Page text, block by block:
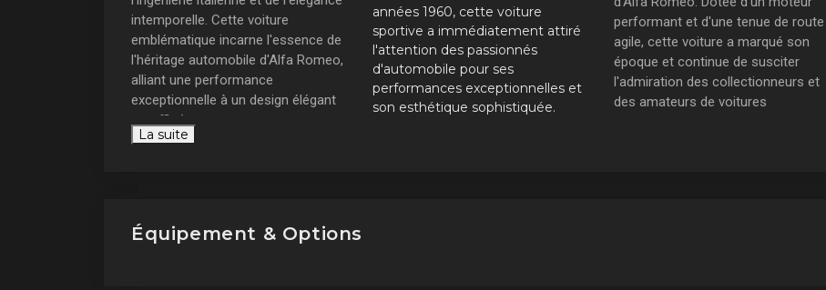
intemporelle. Cette voiture
emblématique incarne l'essence de
l'héritage automobile d'Alfa Romeo,
alliant une performance
exceptionnelle à un design élégant
et raffiné.
Un passé historique
années 1960, cette voiture
sportive a immédiatement attiré
l'attention des passionnés
d'automobile pour ses
performances exceptionnelles et
son esthétique sophistiquée.
performant et d'une tenue de route
agile, cette voiture a marqué son
époque et continue de susciter
l'admiration des collectionneurs et
des amateurs de voitures
La suite
Équipement & Options